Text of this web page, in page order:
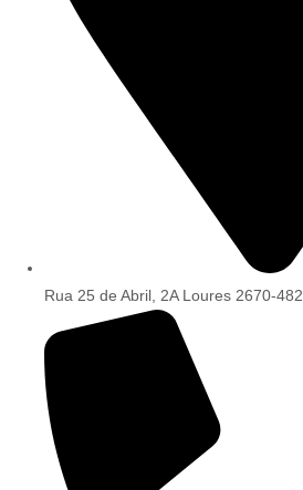
Rua 25 de Abril, 2A Loures 2670-482